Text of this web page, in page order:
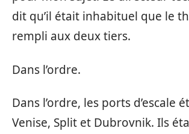
dit qu’il était inhabituel que le
rempli aux deux tiers.
Dans l’ordre.
Dans l’ordre, les ports d’escale
Venise, Split et Dubrovnik. Ils